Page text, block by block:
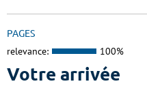
PAGES
relevance: 100%
Votre arrivée